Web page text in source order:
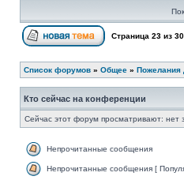
Страница 23 из 30
Список форумов » Общее » Пожелания
Кто сейчас на конференции
Сейчас этот форум просматривают: нет
Непрочитанные сообщения
Непрочитанные сообщения [